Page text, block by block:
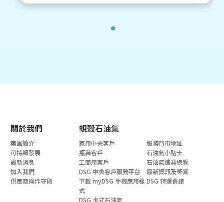
關於我們 蜆殼石油氣
集團簡介
可持續發展
最新消息
加入我們
供應商操作守則
家用中央客戶
瓶裝客戶
工商用客戶
DSG 中央客戶服務平台
下載 myDSG 手機應用程
式
DSG 卡式石油氣
服務門市地址
石油氣小貼士
石油氣爐具總覽
最新資訊及獎賞
DSG 特選食譜